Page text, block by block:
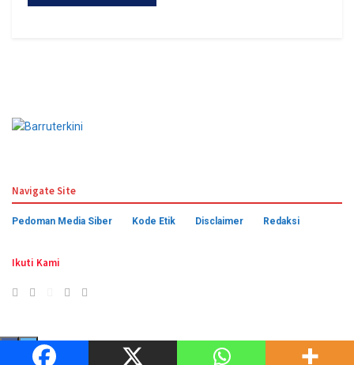
Navigate Site
Pedoman Media Siber Kode Etik Disclaimer Redaksi
Ikuti Kami